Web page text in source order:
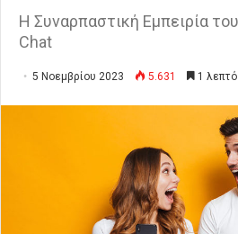
Η Συναρπαστική Εμπειρία
Chat
5 Νοεμβρίου 2023 5.631 1